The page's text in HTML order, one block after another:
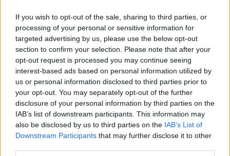
If you wish to opt-out of the sale, sharing to third parties, or
processing of your personal or sensitive information for
targeted advertising by us, please use the below opt-out
section to confirm your selection. Please note that after your
opt-out request is processed you may continue seeing
interest-based ads based on personal information utilized by
us or personal information disclosed to third parties prior to
your opt-out. You may separately opt-out of the further
disclosure of your personal information by third parties on the
IAB’s list of downstream participants. This information may
also be disclosed by us to third parties on the IAB’s List of
Downstream Participants that may further disclose it to other
pedig az én népem lesznek!"
Andreas•2021. július 02.
&#0;&#0;&#0;&#0;&#0;&#0;&#0;&#0;&#0; *
MINDEN NAPRA: 1 MONDATBAN IS; 2 KIÍRT
ÚTMUTATÓ IGE; 3*Protestáns-
RÚF*Károli*Katolikus*FORDÍTÁSBAN*HANGZÓ
ÖRÖMHÍRTÁR* http://www.garainyh.hu ***
https://garainyh.blog.hu/ ***
http://utmutato.blog.hu ***…